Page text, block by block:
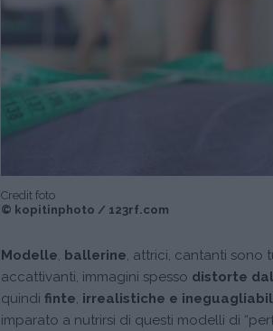
Credit foto
© kopitinphoto / 123rf.com
Modelle, ballerine, attrici, cantanti sono
accattivanti, immagini spesso distorte
quindi finte, irrealistiche e
imparato a nutrirsi di questi modelli di